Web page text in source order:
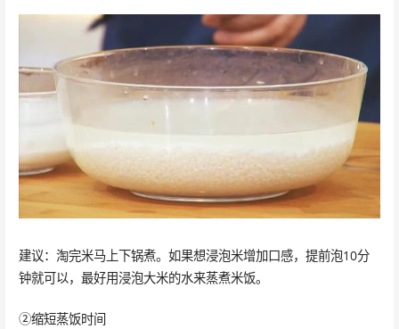
建议：淘完米马上下锅煮。如果想浸泡米增加口感，提前泡10分
钟就可以，最好用浸泡大米的水来蒸煮米饭。
②缩短蒸饭时间